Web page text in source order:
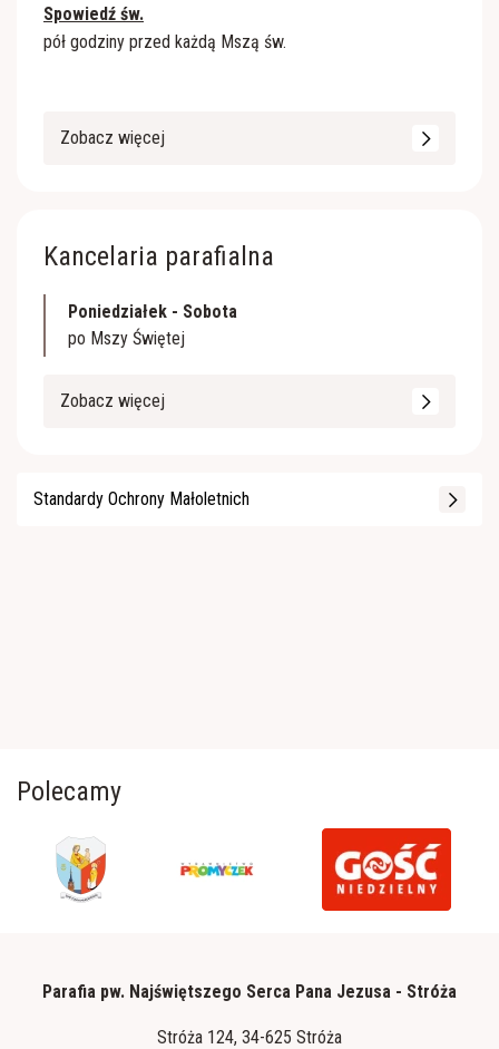
Spowiedź św.
pół godziny przed każdą Mszą św.
Zobacz więcej
Kancelaria parafialna
Poniedziałek - Sobota
po Mszy Świętej
Zobacz więcej
Standardy Ochrony Małoletnich
Polecamy
Parafia pw. Najświętszego Serca Pana Jezusa - Stróża
Stróża 124, 34-625 Stróża